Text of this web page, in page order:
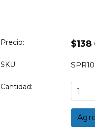
Precio: $138
SKU:
Cantidad: